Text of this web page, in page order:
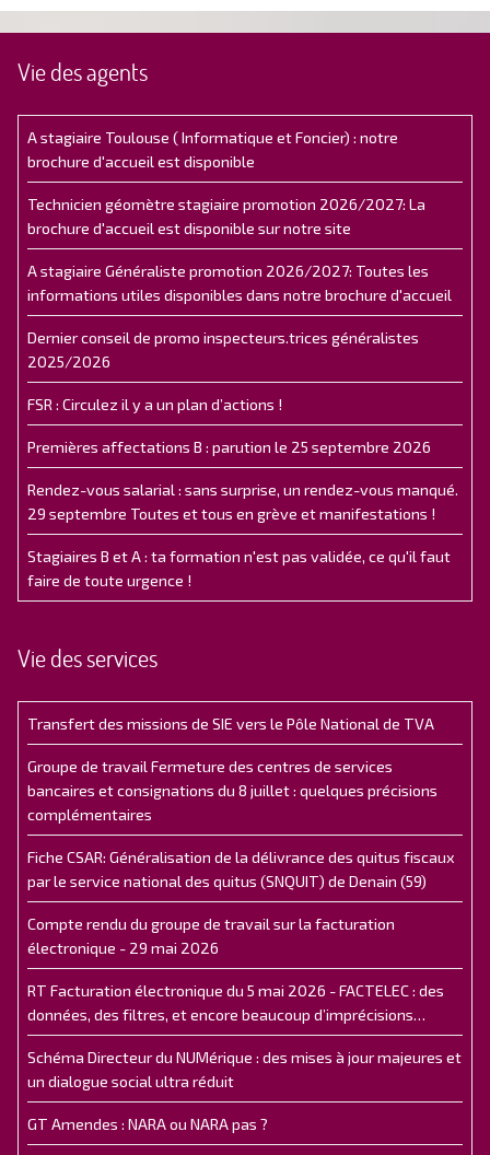
Vie des agents
A stagiaire Toulouse ( Informatique et Foncier) : notre
brochure d'accueil est disponible
Technicien géomètre stagiaire promotion 2026/2027: La
brochure d'accueil est disponible sur notre site
A stagiaire Généraliste promotion 2026/2027: Toutes les
informations utiles disponibles dans notre brochure d'accueil
Dernier conseil de promo inspecteurs.trices généralistes
2025/2026
FSR : Circulez il y a un plan d’actions !
Premières affectations B : parution le 25 septembre 2026
Rendez-vous salarial : sans surprise, un rendez-vous manqué.
29 septembre Toutes et tous en grève et manifestations !
Stagiaires B et A : ta formation n'est pas validée, ce qu'il faut
faire de toute urgence !
Vie des services
Transfert des missions de SIE vers le Pôle National de TVA
Groupe de travail Fermeture des centres de services
bancaires et consignations du 8 juillet : quelques précisions
complémentaires
Fiche CSAR: Généralisation de la délivrance des quitus fiscaux
par le service national des quitus (SNQUIT) de Denain (59)
Compte rendu du groupe de travail sur la facturation
électronique - 29 mai 2026
RT Facturation électronique du 5 mai 2026 - FACTELEC : des
données, des filtres, et encore beaucoup d’imprécisions…
Schéma Directeur du NUMérique : des mises à jour majeures et
un dialogue social ultra réduit
GT Amendes : NARA ou NARA pas ?